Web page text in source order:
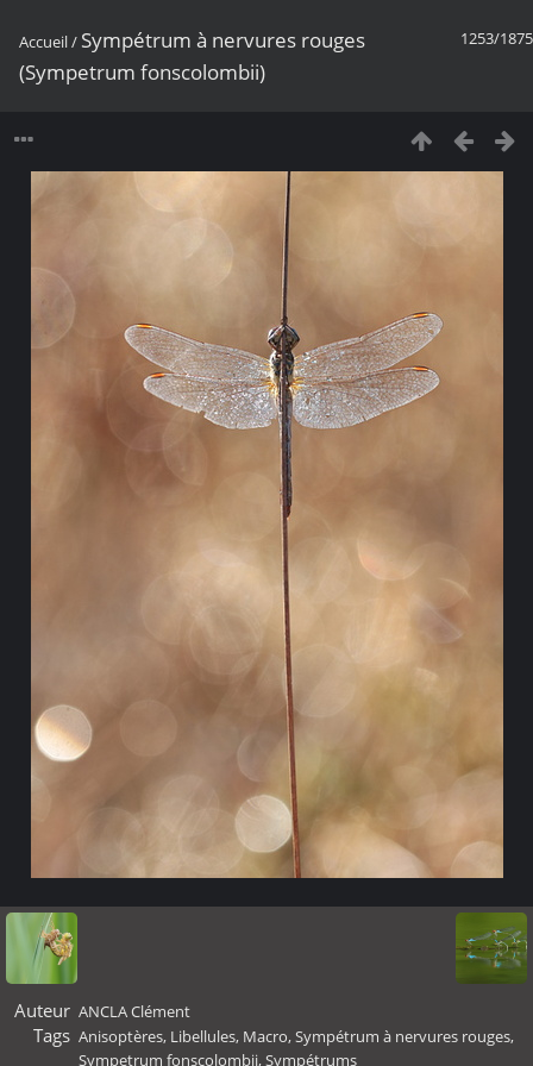
1253/1875
Accueil/ Sympétrum à nervures rouges
(Sympetrum fonscolombii)
Auteur ANCLA Clément
Tags Anisoptères, Libellules, Macro,Sympétrum à nervures rouges,
Sympetrum fonscolombii,Sympétrums